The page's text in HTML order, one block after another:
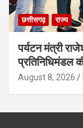
छत्तीसगढ़ राज्य
पर्यटन मंत्री
प्रतिनिधिमंडल
August 8, 2026